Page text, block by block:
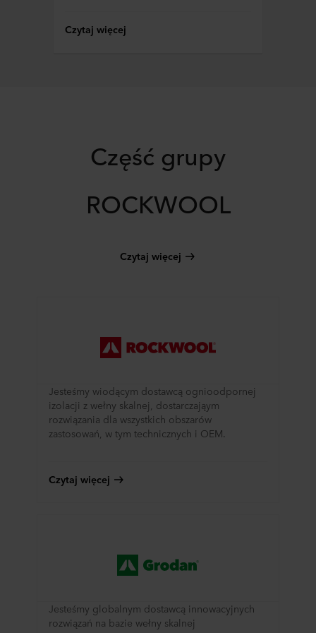
Czytaj więcej
Część grupy
ROCKWOOL
Czytaj więcej
Jesteśmy wiodącym dostawcą ognioodpornej
izolacji z wełny skalnej, dostarczająym
rozwiązania dla wszystkich obszarów
zastosowań, w tym technicznych i OEM.
Czytaj więcej
Jesteśmy globalnym dostawcą innowacyjnych
rozwiązań na bazie wełny skalnej